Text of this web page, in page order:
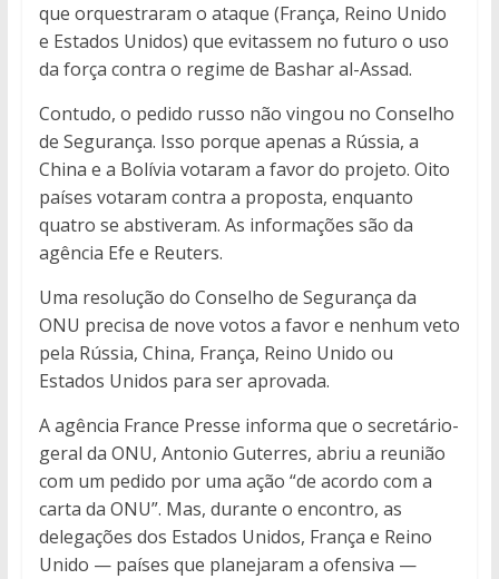
que orquestraram o ataque (França, Reino Unido
e Estados Unidos) que evitassem no futuro o uso
da força contra o regime de Bashar al-Assad.
Contudo, o pedido russo não vingou no Conselho
de Segurança. Isso porque apenas a Rússia, a
China e a Bolívia votaram a favor do projeto. Oito
países votaram contra a proposta, enquanto
quatro se abstiveram. As informações são da
agência Efe e Reuters.
Uma resolução do Conselho de Segurança da
ONU precisa de nove votos a favor e nenhum veto
pela Rússia, China, França, Reino Unido ou
Estados Unidos para ser aprovada.
A agência France Presse informa que o secretário-
geral da ONU, Antonio Guterres, abriu a reunião
com um pedido por uma ação “de acordo com a
carta da ONU”. Mas, durante o encontro, as
delegações dos Estados Unidos, França e Reino
Unido — países que planejaram a ofensiva —